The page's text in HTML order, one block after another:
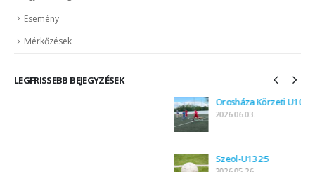
Mérkőzések
Orosháza Körzeti U10-U12 Leány Labdarúgás